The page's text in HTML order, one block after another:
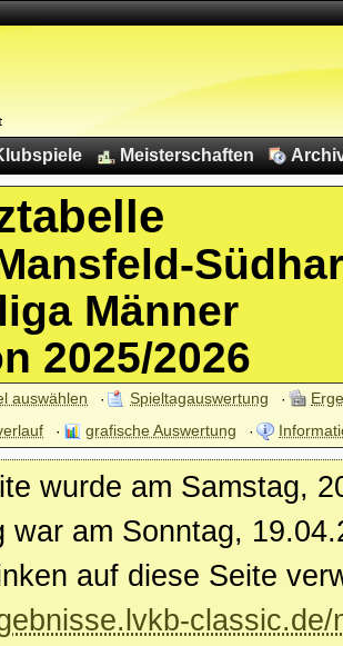
Meisterschaften
Männer
2025/2026
auswählen Spieltagauswertung
grafische Auswertung
wurde am Samstag,
war am Sonntag,
auf diese Seite